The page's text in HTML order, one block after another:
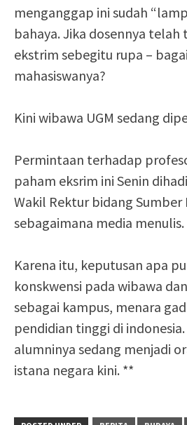
menganggap ini sudah
bahaya. Jika dosennya
ekstrim sebegitu rupa –
mahasiswanya?
Kini wibawa UGM sedang
Permintaan terhadap
paham eksrim ini Senin
Wakil Rektur bidang Sumber
sebagaimana media menulis.
Karena itu, keputusan apa
konskwensi pada wibawa
sebagai kampus, menara
pendidian tinggi di
alumninya sedang menjadi
istana negara kini. **